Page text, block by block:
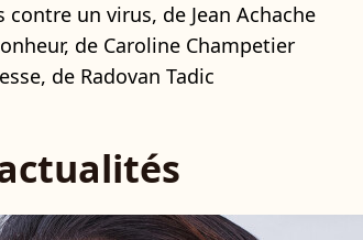
contre un virus, de Jean Achache
de Caroline Champetier
de Radovan Tadic